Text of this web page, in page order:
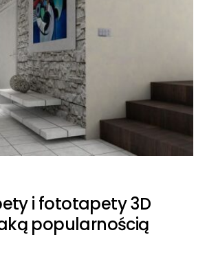
i fototapety 3D
popularnością